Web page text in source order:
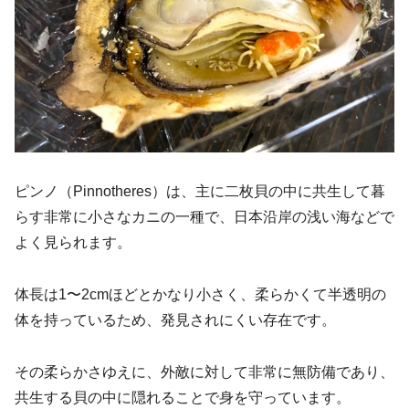
ピンノ（Pinnotheres）は、主に二枚貝の中に共生して暮
らす非常に小さなカニの一種で、日本沿岸の浅い海などで
よく見られます。
体長は1〜2cmほどとかなり小さく、柔らかくて半透明の
体を持っているため、発見されにくい存在です。
その柔らかさゆえに、外敵に対して非常に無防備であり、
共生する貝の中に隠れることで身を守っています。